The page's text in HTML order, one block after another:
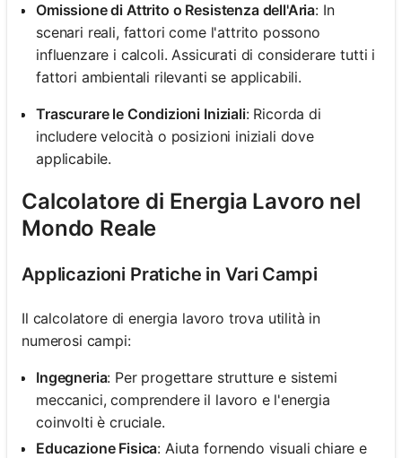
Omissione di Attrito o Resistenza dell'Aria: In
scenari reali, fattori come l'attrito possono
influenzare i calcoli. Assicurati di considerare tutti i
fattori ambientali rilevanti se applicabili.
Trascurare le Condizioni Iniziali: Ricorda di
includere velocità o posizioni iniziali dove
applicabile.
Calcolatore di Energia Lavoro nel
Mondo Reale
Applicazioni Pratiche in Vari Campi
Il calcolatore di energia lavoro trova utilità in
numerosi campi:
Ingegneria: Per progettare strutture e sistemi
meccanici, comprendere il lavoro e l'energia
coinvolti è cruciale.
Educazione Fisica: Aiuta fornendo visuali chiare e